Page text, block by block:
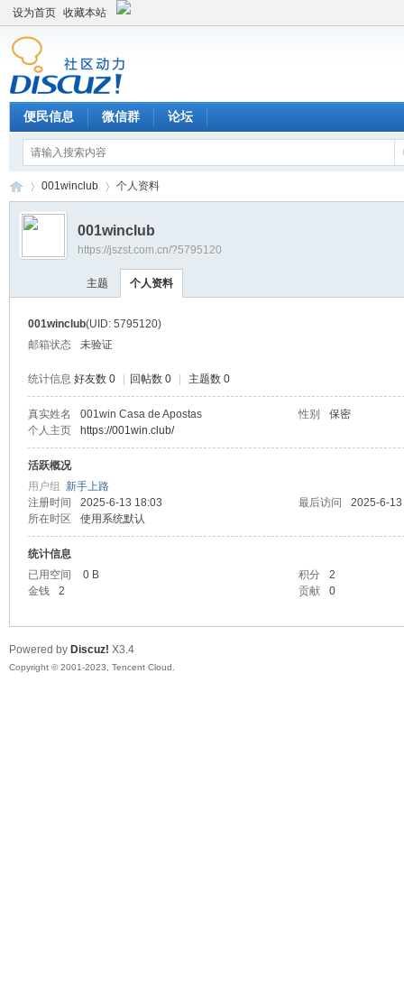
设为首页 收藏本站
便民信息 微信群 论坛
uz!
›
001winclub 个人资料
001winclub
https://jszst.com.cn/?5795120
主题 个人资料
001winclub(UID: 5795120)
邮箱状态
未验证
统计信息 好友数 0 回帖数 0 主题数 0
真实姓名 001win Casa de Apostas 性别
保密
个人主页
https://001win.club/
活跃概况
用户组 新手上路
注册时间
2025-6-13 18:03 最后访问
2025-6-
所在时区
使用系统默认
统计信息
已用空间
0 B 积分
2
金钱
2 贡献 0
Powered by Discuz! X3.4
Copyright © 2001-2023, Tencent Cloud.